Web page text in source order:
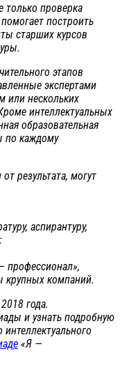
проверка
построить
старших курсов
этапов
экспертами
или нескольких
интеллектуальных
образовательная
по каждому
результата, могут
аспирантуру,
профессионал»,
крупных компаний.
года.
и узнать подробную
«Я —